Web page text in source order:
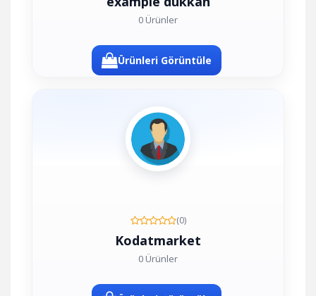
0 Ürünler
Ürünleri Görüntüle
(0)
Kodatmarket
0 Ürünler